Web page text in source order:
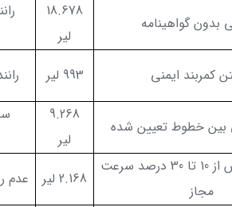
بدون گواهینامه
18.678
لیر
کمربند ایمنی 993 لیر
بین خطوط تعیین شده
9.268
لیر
رانندگی با بیش از 10 تا 30 درصد سرعت
مجاز
2.168 لیر
عدم